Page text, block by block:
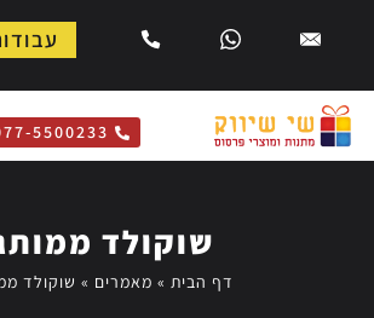
5500233
שוקולד
דף הבית » מאמרים » שוקולד